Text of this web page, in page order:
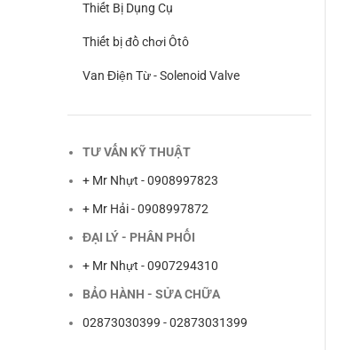
Thiết Bị Dụng Cụ
Thiết bị đồ chơi Ôtô
Van Điện Từ - Solenoid Valve
TƯ VẤN KỸ THUẬT
+ Mr Nhựt - 0908997823
+ Mr Hải - 0908997872
ĐẠI LÝ - PHÂN PHỐI
+ Mr Nhựt - 0907294310
BẢO HÀNH - SỬA CHỮA
02873030399 - 02873031399